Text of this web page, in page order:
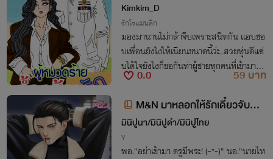
Kimkim_D
รักโรแมนติก
มองมานานไม่กล้าจีบเพราะสนิทกัน แอบชอ
บเพื่อนยังไงให้เนียนขนาดนี้ว่ะ..สวยหุ่นดีแซ่
บได้ใจยังไงก็ขอกันท่าผู้ชายทุกคนที่เข้ามาจีบ
ยัยนี่..!! สักวันจะสอยเพื่อนมาเป็นแฟนให้ได
0.0
59 บาท
M&N มาหลอกให้รักเดี๋ยวจับฟัด
ซะเลย
มินิปูนา/มินิปูดำ/มินิปูไทย
Y
พอ."อย่าเข้ามา ตรูมีพระ! (-*-)" นอ."นายไห